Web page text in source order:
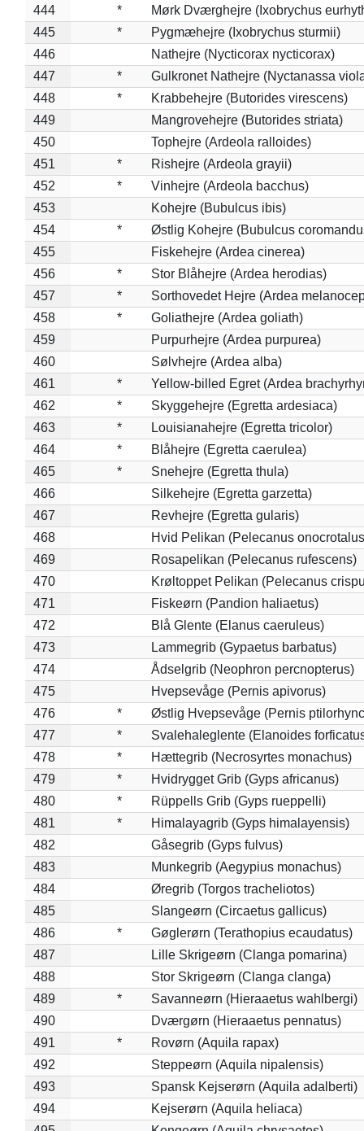
444
*
Mørk Dværghejre (Ixobrychus
445
*
Pygmæhejre (Ixobrychus sturmii)
446
Nathejre (Nycticorax nycticorax)
447
*
Gulkronet Nathejre (Nyctanassa
448
*
Krabbehejre (Butorides virescens)
449
Mangrovehejre (Butorides striata)
450
Tophejre (Ardeola ralloides)
451
*
Rishejre (Ardeola grayii)
452
*
Vinhejre (Ardeola bacchus)
453
Kohejre (Bubulcus ibis)
454
*
Østlig Kohejre (Bubulcus
455
Fiskehejre (Ardea cinerea)
456
*
Stor Blåhejre (Ardea herodias)
457
*
Sorthovedet Hejre (Ardea
458
*
Goliathejre (Ardea goliath)
459
Purpurhejre (Ardea purpurea)
460
Sølvhejre (Ardea alba)
461
*
Yellow-billed Egret (Ardea
462
*
Skyggehejre (Egretta ardesiaca)
463
*
Louisianahejre (Egretta tricolor)
464
*
Blåhejre (Egretta caerulea)
465
*
Snehejre (Egretta thula)
466
Silkehejre (Egretta garzetta)
467
Revhejre (Egretta gularis)
468
Hvid Pelikan (Pelecanus
469
Rosapelikan (Pelecanus rufescens)
470
Krøltoppet Pelikan (Pelecanus
471
Fiskeørn (Pandion haliaetus)
472
Blå Glente (Elanus caeruleus)
473
Lammegrib (Gypaetus barbatus)
474
Ådselgrib (Neophron percnopterus)
475
Hvepsevåge (Pernis apivorus)
476
*
Østlig Hvepsevåge (Pernis
477
*
Svalehaleglente (Elanoides
478
*
Hættegrib (Necrosyrtes monachus)
479
*
Hvidrygget Grib (Gyps africanus)
480
*
Rüppells Grib (Gyps rueppelli)
481
*
Himalayagrib (Gyps himalayensis)
482
Gåsegrib (Gyps fulvus)
483
Munkegrib (Aegypius monachus)
484
Øregrib (Torgos tracheliotos)
485
Slangeørn (Circaetus gallicus)
486
*
Gøglerørn (Terathopius ecaudatus)
487
Lille Skrigeørn (Clanga pomarina)
488
Stor Skrigeørn (Clanga clanga)
489
*
Savanneørn (Hieraaetus wahlbergi)
490
Dværgørn (Hieraaetus pennatus)
491
*
Rovørn (Aquila rapax)
492
Steppeørn (Aquila nipalensis)
493
Spansk Kejserørn (Aquila adalberti)
494
Kejserørn (Aquila heliaca)